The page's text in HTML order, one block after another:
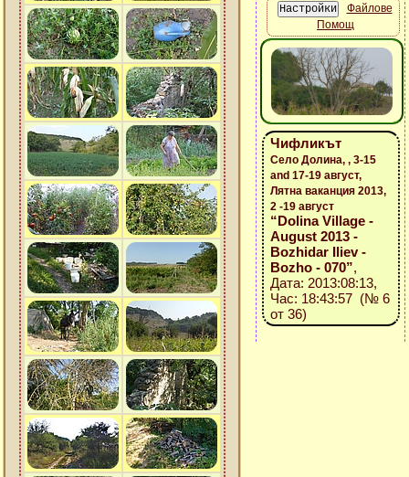
Файлове
Помощ
Чифликът
Село Долина, , 3-15
and 17-19 август,
Лятна ваканция 2013,
2 -19 август
“Dolina Village -
August 2013 -
Bozhidar Iliev -
Bozho - 070”,
Дата: 2013:08:13,
Час: 18:43:57 (№ 6
от 36)